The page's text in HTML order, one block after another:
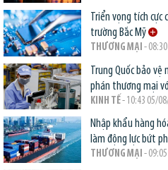
Triển vọng tích
trường Bắc Mỹ
THƯƠNG MẠI -
Trung Quốc bảo
phán thương mại với
KINH TẾ- 10:43 05/
Nhập khẩu hàng
làm động lực bứt
THƯƠNG MẠI -